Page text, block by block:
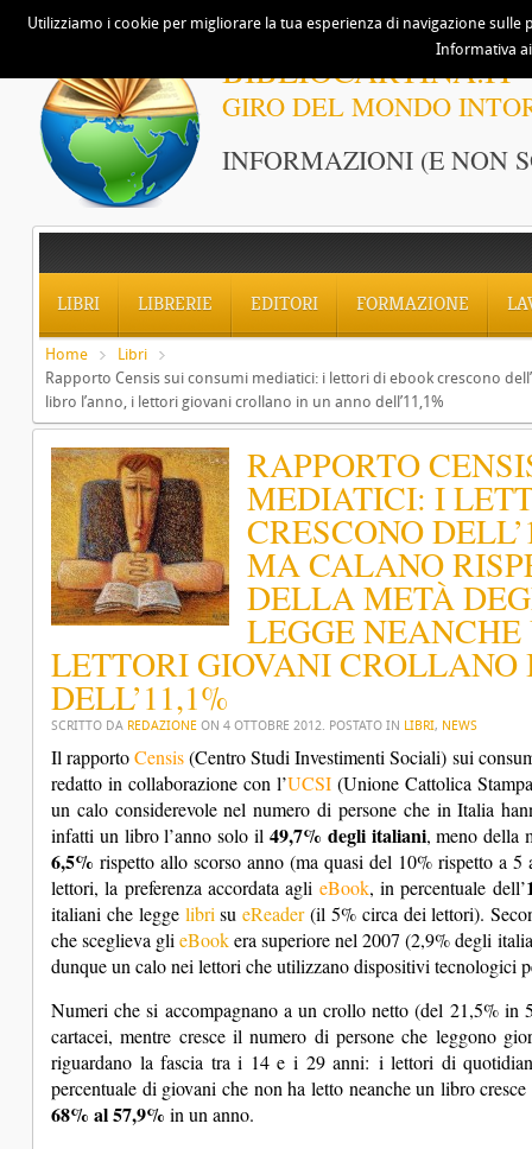
BIBLIOCARTINA.IT
GIRO DEL MONDO
INFORMAZIONI (E NON
LIBRI LIBRERIE EDITORI FORMAZIONE
Home
Libri
Rapporto Censis sui consumi mediatici: i lettori di ebook crescono
libro l’anno, i lettori giovani crollano in un anno dell’11,1%
RAPPORTO
MEDIATICI: I
CRESCONO
MA CALANO
DELLA METÀ
LEGGE
LETTORI GIOVANI CROLLANO
DELL’11,1%
SCRITTO DA REDAZIONE ON 4 OTTOBRE 2012. POSTATO IN LIBRI, NEWS
Il rapportoCensis(Centro Studi Investimenti Sociali) sui
redatto in collaborazione con l’UCSI(Unione Cattolica
un calo considerevole nel numero di persone che in Italia
infatti un libro l’anno solo il 49,7% degli italiani, meno della
6,5% rispetto allo scorso anno (ma quasi del 10% rispetto a
lettori, la preferenza accordata agli eBook, in percentuale dell’
italiani che legge libri sueReader(il 5% circa dei lettori).
che sceglieva glieBookera superiore nel 2007 (2,9% degli
dunque un calo nei lettori che utilizzano dispositivi tecnologici
Numeri che si accompagnano a un crollo netto (del 21,5%
cartacei, mentre cresce il numero di persone che leggono
riguardano la fascia tra i 14 e i 29 anni: i lettori di
percentuale di giovani che non ha letto neanche un libro
68% al 57,9% in un anno.
Utilizziamo i cookie per migliorare la tua esperienza di navigazione
Informativa ai